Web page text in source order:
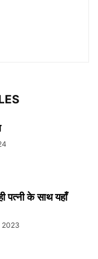
पत्नी के साथ यहाँ
2023